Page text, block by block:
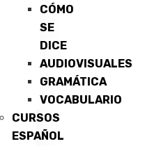
CÓMO
SE
DICE
AUDIOVISUALES
GRAMÁTICA
VOCABULARIO
CURSOS
ESPAÑOL